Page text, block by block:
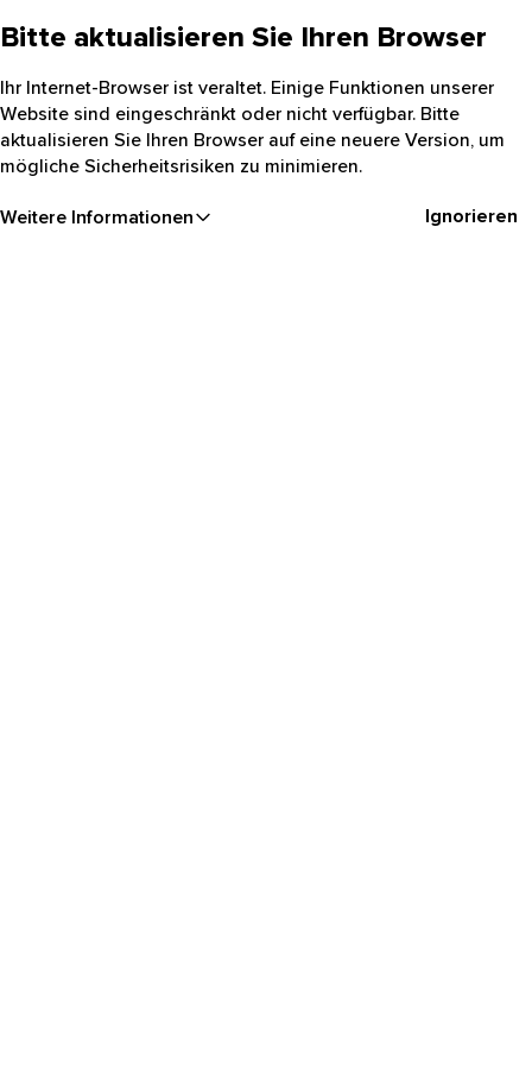
Bitte aktualisieren Sie Ihren Browser
Ihr Internet-Browser ist veraltet. Einige Funktionen unserer
Website sind eingeschränkt oder nicht verfügbar. Bitte
aktualisieren Sie Ihren Browser auf eine neuere Version, um
mögliche Sicherheitsrisiken zu minimieren.
Weitere Informationen Ignorieren